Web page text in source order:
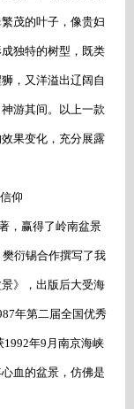
茂的叶子，像贵妇
独特的树型，既类
，又洋溢出辽阔自
游其间。以上一款
果变化，充分展露
仰
，赢得了岭南盆景
衍锡合作撰写了我
》，出版后大受海
年第二届全国优秀
年9月南京海峡
血的盆景，仿佛是